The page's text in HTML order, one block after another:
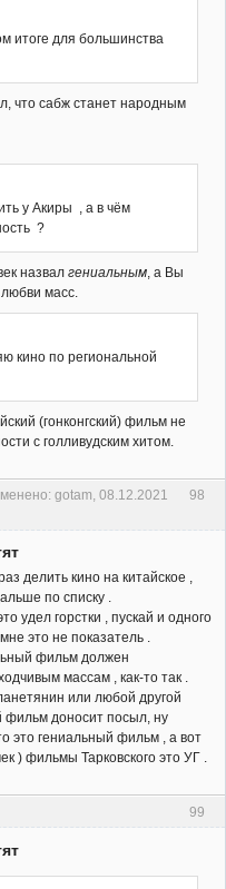
итоге для большинства
что сабж станет народным
у Акиры , а в чём
?
назвал гениальным, а Вы
масс.
кино по региональной
(гонконгский) фильм не
с голливудским хитом.
98
gotam, 08.12.2021
делить кино на китайское ,
по списку .
удел горстки , пускай и одного
это не показатель .
фильм должен
массам , как-то так .
или любой другой
фильм доносит посыл, ну
это гениальный фильм , а вот
) фильмы Тарковского это УГ .
99